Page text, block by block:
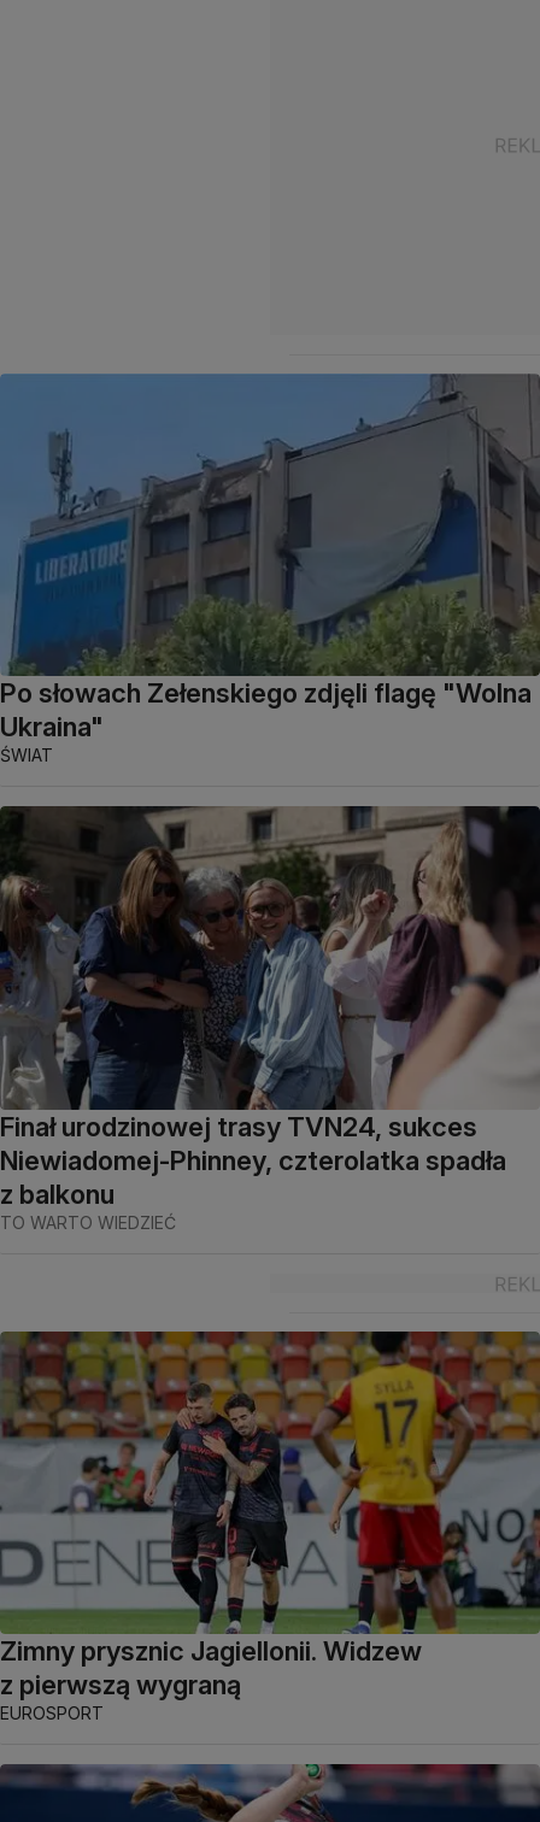
Po słowach Zełenskiego zdjęli flagę "Wolna
Ukraina"
ŚWIAT
Finał urodzinowej trasy TVN24, sukces
Niewiadomej-Phinney, czterolatka spadła
z balkonu
TO WARTO WIEDZIEĆ
Zimny prysznic Jagiellonii. Widzew
z pierwszą wygraną
EUROSPORT